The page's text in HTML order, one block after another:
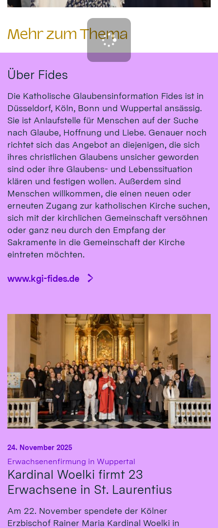
Mehr zum Thema
Über Fides
Die Katholische Glaubensinformation Fides ist in
Düsseldorf, Köln, Bonn und Wuppertal ansässig.
Sie ist Anlaufstelle für Menschen auf der Suche
nach Glaube, Hoffnung und Liebe. Genauer noch
richtet sich das Angebot an diejenigen, die sich
ihres christlichen Glaubens unsicher geworden
sind oder ihre Glaubens- und Lebenssituation
klären und festigen wollen. Außerdem sind
Menschen willkommen, die einen neuen oder
erneuten Zugang zur katholischen Kirche suchen,
sich mit der kirchlichen Gemeinschaft versöhnen
oder ganz neu durch den Empfang der
Sakramente in die Gemeinschaft der Kirche
eintreten möchten.
www.kgi-fides.de
Erwachsenenfirmung in Wuppertal
Kardinal Woelki firmt 23
Erwachsene in St. Laurentius
24. November 2025
Am 22. November spendete der Kölner
Erzbischof Rainer Maria Kardinal Woelki in